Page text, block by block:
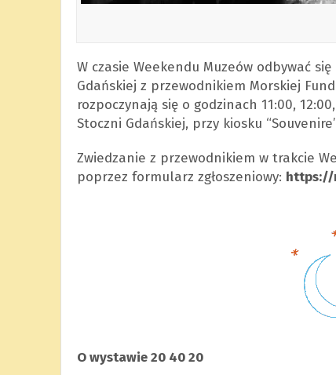
W czasie Weekendu Muzeów odbywać
Gdańskiej z przewodnikiem Morskiej
rozpoczynają się o godzinach 11:00,
Stoczni Gdańskiej, przy kiosku
Zwiedzanie z przewodnikiem w trakcie
poprzez formularz zgłoszeniowy: https://
O wystawie 20 40 20